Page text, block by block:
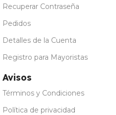
Recuperar Contraseña
Pedidos
Detalles de la Cuenta
Registro para Mayoristas
Avisos
Términos y Condiciones
Política de privacidad